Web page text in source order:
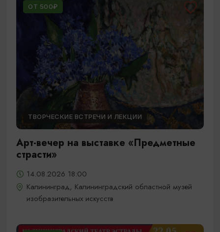
ОТ 500₽
ТВОРЧЕСКИЕ ВСТРЕЧИ И ЛЕКЦИИ
Арт-вечер на выставке «Предметные
страсти»
14.08.2026 18:00
Калининград, Калининградский областной музей
изобразительных искусств